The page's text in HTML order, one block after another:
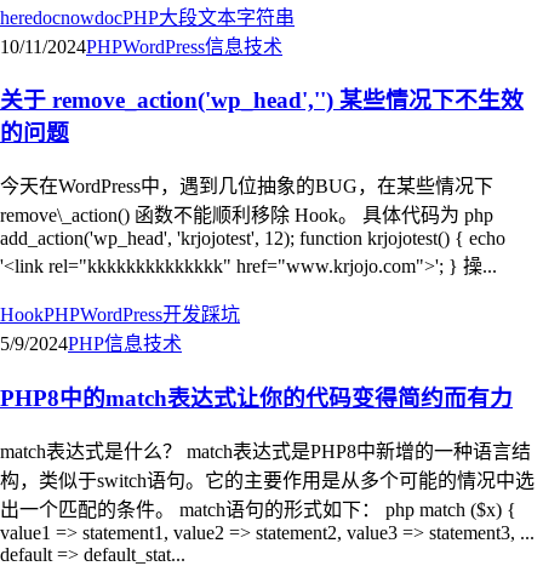
heredocnowdocPHP大段文本字符串
10/11/2024PHPWordPress信息技术
关于 remove_action('wp_head','') 某些情况下不生效
的问题
今天在WordPress中，遇到几位抽象的BUG，在某些情况下
remove\_action() 函数不能顺利移除 Hook。 具体代码为 php
add_action('wp_head', 'krjojotest', 12); function krjojotest() { echo
'<link rel="kkkkkkkkkkkkkk" href="www.krjojo.com">'; } 操...
HookPHPWordPress开发踩坑
5/9/2024PHP信息技术
PHP8中的match表达式让你的代码变得简约而有力
match表达式是什么？ match表达式是PHP8中新增的一种语言结
构，类似于switch语句。它的主要作用是从多个可能的情况中选
出一个匹配的条件。 match语句的形式如下： php match ($x) {
value1 => statement1, value2 => statement2, value3 => statement3, ...
default => default_stat...